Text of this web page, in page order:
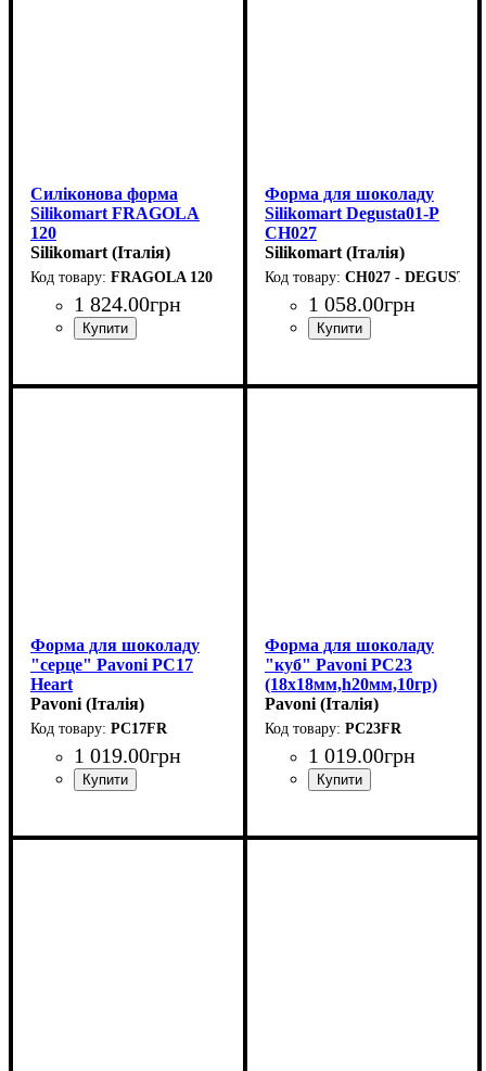
Силіконова форма
Silikomart FRAGOLA
120
(60х77мм,h54мм,120мл)
Silikomart (Італія)
FRAGOLA 120
1 824.00грн
Форма для шоколаду
Silikomart Degusta01-P
CH027
(d35мм,h5мм,3мл)
Silikomart (Італія)
CH027 -
1 058.00грн
Форма для шоколаду
"серце" Pavoni PC17
Heart
(30x30мм,h17мм,10гр)
Pavoni (Італія)
PC17FR
1 019.00грн
Форма для шоколаду
"куб" Pavoni PC23
(18x18мм,h20мм,10гр)
Pavoni (Італія)
PC23FR
1 019.00грн